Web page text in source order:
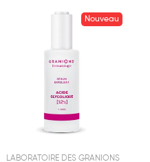
Nouveau
LABORATOIRE DES GRANIONS